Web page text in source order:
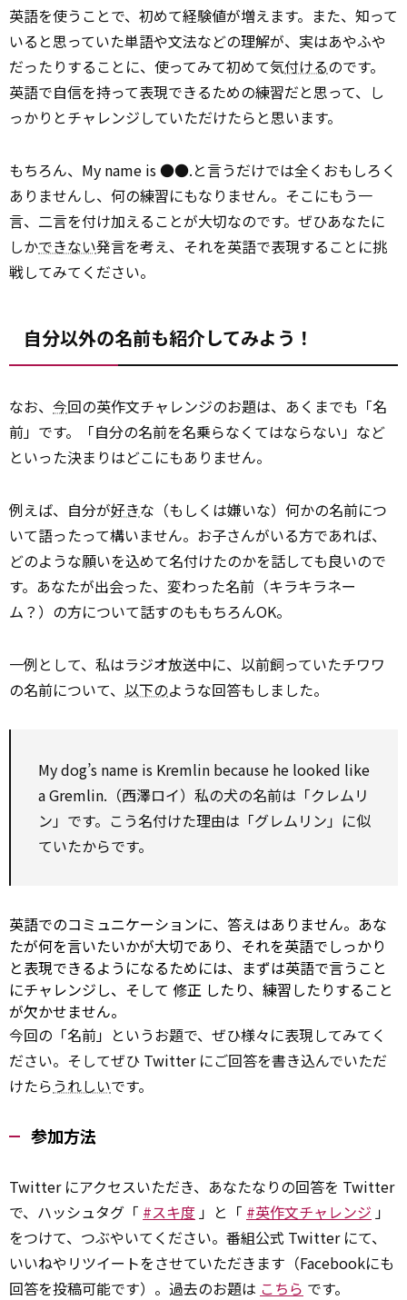
英語を使うことで、初めて経験値が増えます。また、知って
いると思っていた単語や文法などの理解が、実はあやふや
だったりすることに、使ってみて初めて気付けるのです。
英語で自信を持って表現できるための練習だと思って、し
っかりとチャレンジしていただけたらと思います。
もちろん、My name is ●●.と言うだけでは全くおもしろく
ありませんし、何の練習にもなりません。そこにもう一
言、二言を付け加えることが大切なのです。ぜひあなたに
しかできない発言を考え、それを英語で表現することに挑
戦してみてください。
自分以外の名前も紹介してみよう！
なお、 今回の英作文チャレンジのお題は、あくまでも「名
前」です。「自分の名前を名乗らなくてはならない」など
といった決まりはどこにもありません。
例えば、自分が好きな（もしくは嫌いな）何かの名前につ
いて語ったって構いません。お子さんがいる方であれば、
どのような願いを込めて名付けたのかを話しても良いので
す。あなたが出会った、変わった名前（キラキラネー
ム？）の方について話すのももちろんOK。
一例として、私はラジオ放送中に、以前飼っていたチワワ
の名前について、 以下のような回答もしました。
My dog’s name is Kremlin because he looked like
a Gremlin.（西澤ロイ）私の犬の名前は「クレムリ
ン」です。こう名付けた理由は「グレムリン」に似
ていたからです。
英語でのコミュニケーションに、答えはありません。あな
たが何を言いたいかが大切であり、それを英語でしっかり
と表現できるようになるためには、まずは英語で言うこと
にチャレンジし、そして 修正 したり、練習したりすること
が欠かせません。
今回の「名前」というお題で、ぜひ様々に表現してみてく
ださい。そしてぜひ Twitter にご回答を書き込んでいただ
けたら うれしいです。
参加方法
Twitter にアクセスいただき、あなたなりの回答を Twitter
で、ハッシュタグ「 #スキ度 」と「 #英作文チャレンジ 」
をつけて、つぶやいてください。番組公式 Twitter にて、
いいねやリツイートをさせていただきます（Facebookにも
回答を投稿可能です）。過去のお題は こちら です。